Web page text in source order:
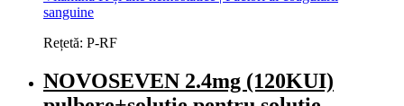
sanguine
Rețetă: P-RF
NOVOSEVEN 2.4mg (120KUI)